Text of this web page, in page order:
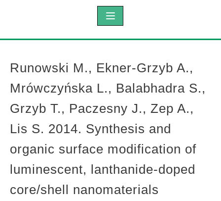
Runowski M., Ekner-Grzyb A.,
Mrówczyńska L., Balabhadra S.,
Grzyb T., Paczesny J., Zep A.,
Lis S. 2014. Synthesis and
organic surface modification of
luminescent, lanthanide-doped
core/shell nanomaterials